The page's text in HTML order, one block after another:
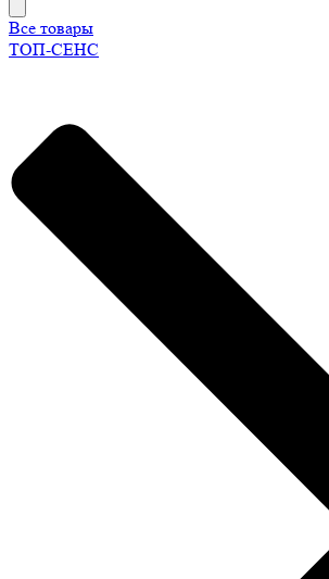
Все товары
ТОП-СЕНС